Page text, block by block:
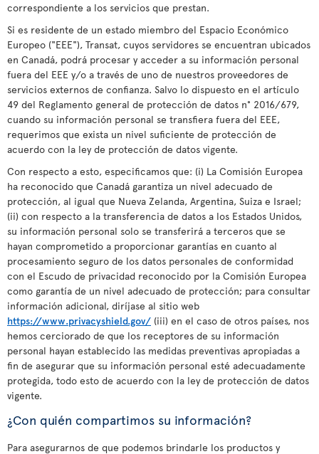
correspondiente a los servicios que prestan.
Si es residente de un estado miembro del Espacio Económico
Europeo ("EEE"), Transat, cuyos servidores se encuentran ubicados
en Canadá, podrá procesar y acceder a su información personal
fuera del EEE y/o a través de uno de nuestros proveedores de
servicios externos de confianza. Salvo lo dispuesto en el artículo
49 del Reglamento general de protección de datos n° 2016/679,
cuando su información personal se transfiera fuera del EEE,
requerimos que exista un nivel suficiente de protección de
acuerdo con la ley de protección de datos vigente.
Con respecto a esto, especificamos que: (i) La Comisión Europea
ha reconocido que Canadá garantiza un nivel adecuado de
protección, al igual que Nueva Zelanda, Argentina, Suiza e Israel;
(ii) con respecto a la transferencia de datos a los Estados Unidos,
su información personal solo se transferirá a terceros que se
hayan comprometido a proporcionar garantías en cuanto al
procesamiento seguro de los datos personales de conformidad
con el Escudo de privacidad reconocido por la Comisión Europea
como garantía de un nivel adecuado de protección; para consultar
información adicional, diríjase al sitio web
https://www.privacyshield.gov/ (iii) en el caso de otros países, nos
hemos cerciorado de que los receptores de su información
personal hayan establecido las medidas preventivas apropiadas a
fin de asegurar que su información personal esté adecuadamente
protegida, todo esto de acuerdo con la ley de protección de datos
vigente.
¿Con quién compartimos su información?
Para asegurarnos de que podemos brindarle los productos y